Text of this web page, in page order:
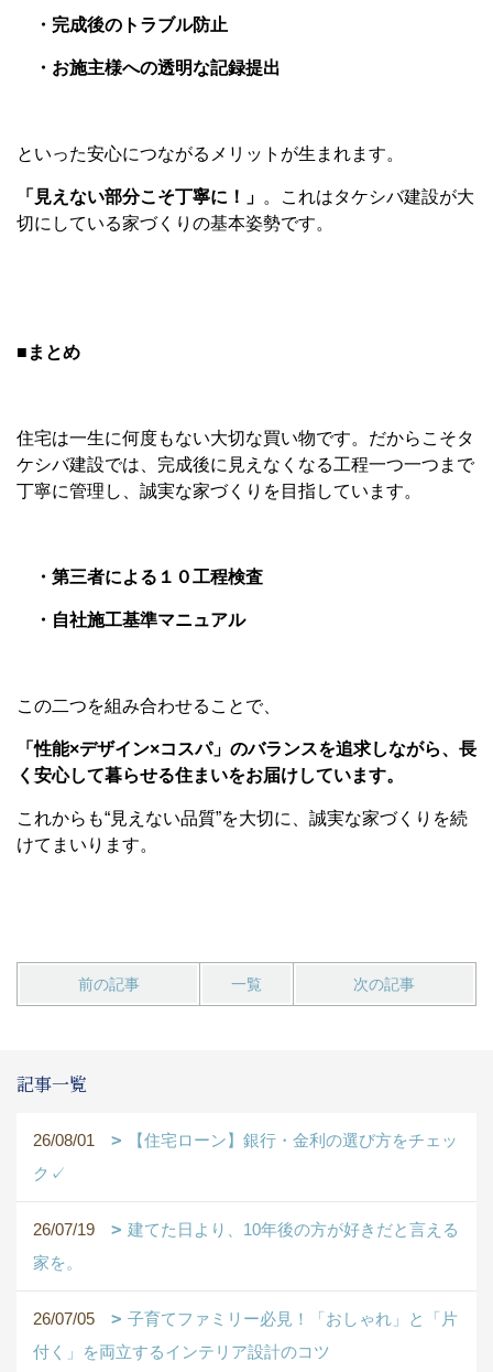
・完成後のトラブル防止
・お施主様への透明な記録提出
といった安心につながるメリットが生まれます。
「見えない部分こそ丁寧に！」 。これはタケシバ建設が大
切にしている家づくりの基本姿勢です。
■まとめ
住宅は一生に何度もない大切な買い物です。だからこそタ
ケシバ建設では、完成後に見えなくなる工程一つ一つまで
丁寧に管理し、誠実な家づくりを目指しています。
・第三者による１０工程検査
・自社施工基準マニュアル
この二つを組み合わせることで、
「性能×デザイン×コスパ」のバランスを追求しながら、長
く安心して暮らせる住まいをお届けしています。
これからも“見えない品質”を大切に、誠実な家づくりを続
けてまいります。
前の記事 一覧 次の記事
記事一覧
26/08/01
【住宅ローン】銀行・金利の選び方をチェッ
ク✓
26/07/19
建てた日より、10年後の方が好きだと言える
家を。
26/07/05
子育てファミリー必見！「おしゃれ」と「片
付く」を両立するインテリア設計のコツ